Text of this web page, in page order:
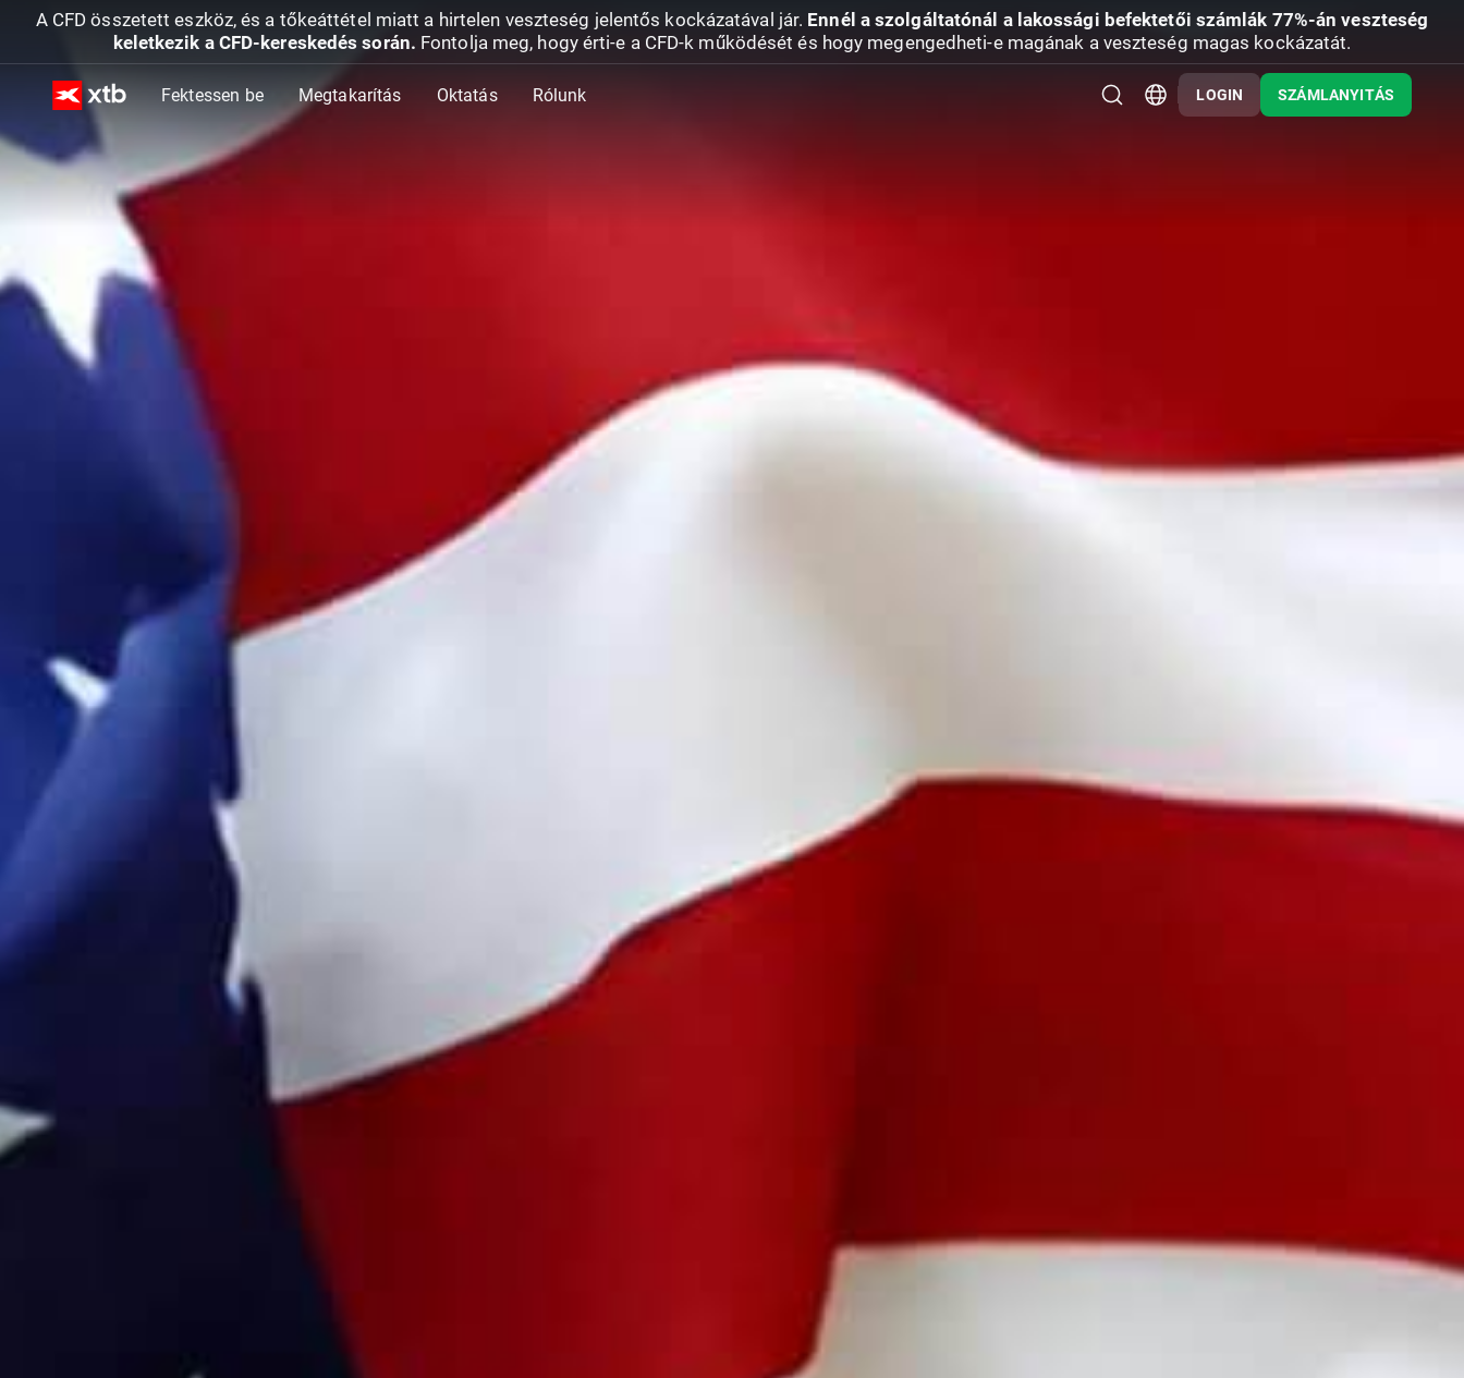
A CFD összetett eszköz, és a tőkeáttétel miatt a hirtelen veszteség jelentős kockázatával jár. Ennél a szolgáltatónál a lakossági befektetői számlák 77%-án veszteség
keletkezik a CFD-kereskedés során. Fontolja meg, hogy érti-e a CFD-k működését és hogy megengedheti-e magának a veszteség magas kockázatát.
Fektessen be Megtakarítás Oktatás Rólunk LOGIN SZÁMLANYITÁS